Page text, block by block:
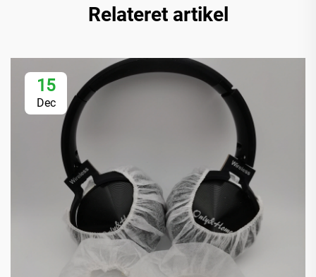
Relateret artikel
15
Dec